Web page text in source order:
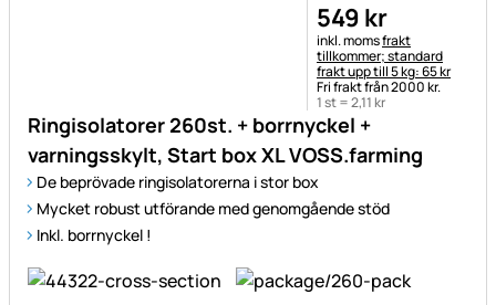
Ringisolatorer 260st. + borrnyckel +
varningsskylt, Start box XL VOSS.farming
De beprövade ringisolatorerna i stor box
Mycket robust utförande med genomgående stöd
Inkl. borrnyckel !
549 kr
Skatteinformation:
inkl. momsfrakt
tillkommer; standard
frakt upp till 5 kg: 65 kr
Fri frakt från 2000 kr.
1 st =2,11kr